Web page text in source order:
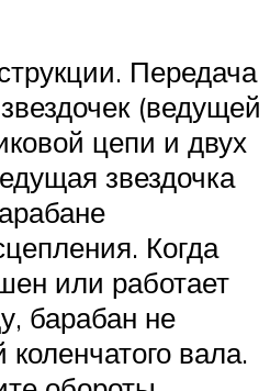
Передача
(ведущей
цепи и двух
звездочка
Когда
или работает
барабан не
вала.